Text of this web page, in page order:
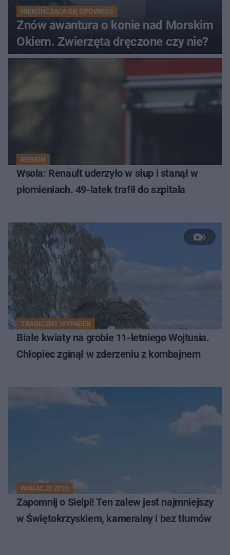
NIEKOŃCZĄCA SIĘ OPOWIEŚĆ
Znów awantura o konie nad Morskim
Okiem. Zwierzęta dręczone czy nie?
REGION
Wsola: Renault uderzyło w słup i stanął w
płomieniach. 49-latek trafił do szpitala
6
TRAGICZNY WYPADEK
Białe kwiaty na grobie 11-letniego Wojtusia.
Chłopiec zginął w zderzeniu z kombajnem
WAKACJE 2026
Zapomnij o Sielpi! Ten zalew jest najmniejszy
w Świętokrzyskiem, kameralny i bez tłumów